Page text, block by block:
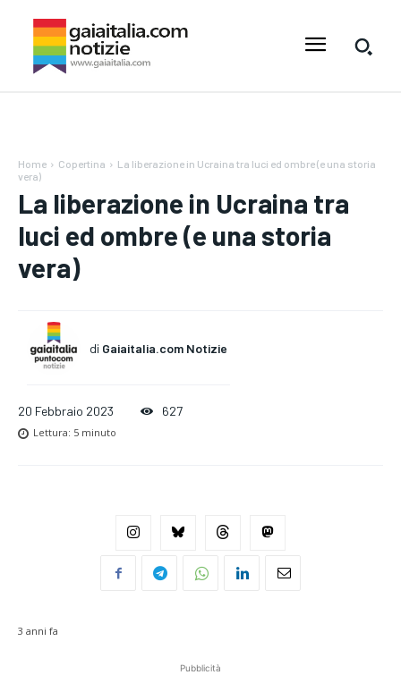
Home Copertina
La liberazione in Ucraina tra luci ed ombre (e una storia
vera)
La liberazione in Ucraina tra
luci ed ombre (e una storia
vera)
di Gaiaitalia.com Notizie
20 Febbraio 2023 627
Lettura: 5 minuto
3 anni fa
Pubblicità